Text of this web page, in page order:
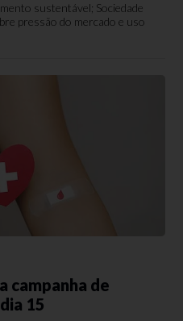
sustentável; Sociedade
pressão do mercado e uso
campanha de
15